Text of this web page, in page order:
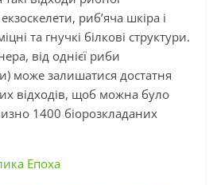
риб’яча шкіра і
та гнучкі білкові структури.
від однієї риби
може залишатися достатня
відходів, щоб можна було
1400 біорозкладаних
Епоха